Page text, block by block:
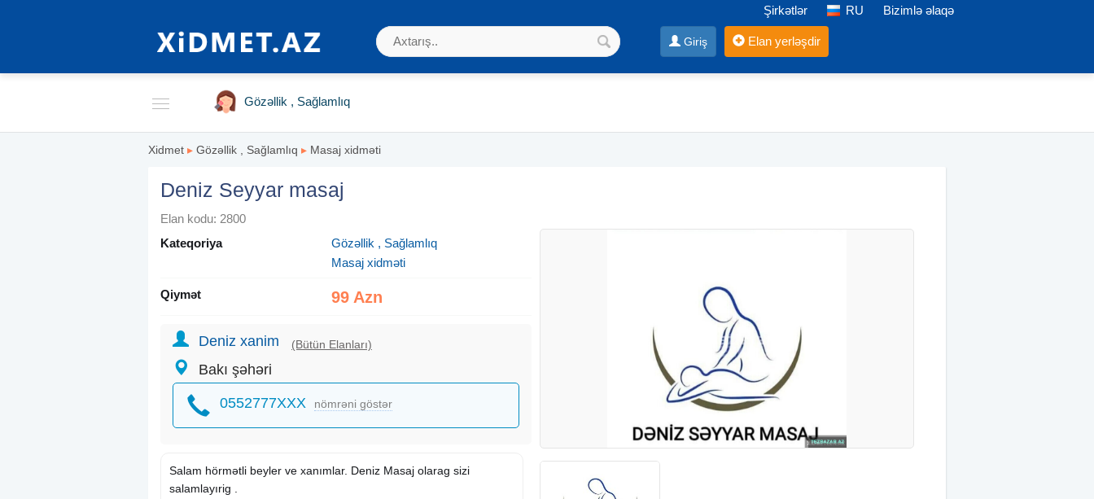
Şirkətlər RU Bizimlə əlaqə
Giriş Elan yerləşdir
Gözəllik , Sağlamlıq
Xidmet ▸ Gözəllik , Sağlamlıq ▸ Masaj xidməti
Deniz Seyyar masaj
Elan kodu: 2800
Kateqoriya
Gözəllik , Sağlamlıq
Masaj xidməti
Qiymət 99 Azn
Deniz xanim (Bütün Elanları)
Bakı şəhəri
0552777XXX nömrəni göstər
Salam hörmətli beyler ve xanımlar. Deniz Masaj olarag sizi
salamlayırig .